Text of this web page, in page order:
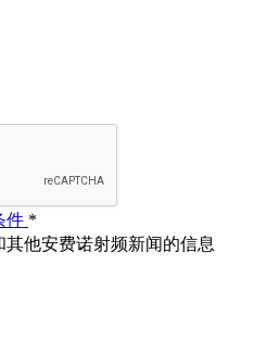
件 *
他安费诺射频新闻的信息